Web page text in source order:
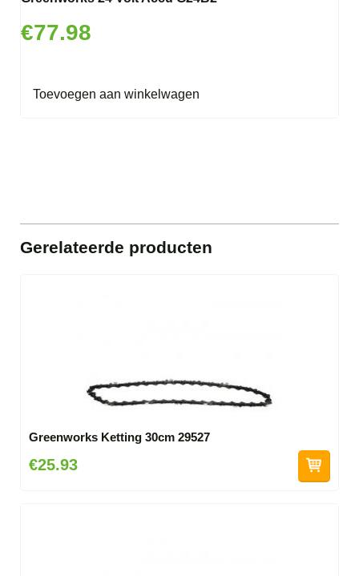
€77.98
Toevoegen aan winkelwagen
Gerelateerde producten
Greenworks Ketting 30cm 29527
€25.93